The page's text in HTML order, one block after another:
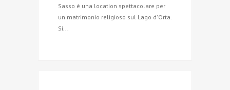
Sasso è una location spettacolare per
un matrimonio religioso sul Lago d'Orta.
Si...